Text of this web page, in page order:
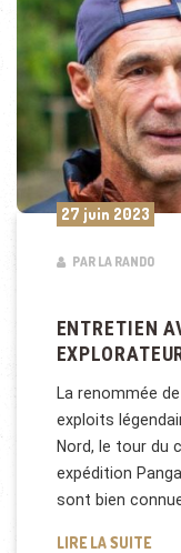
27 juin 2023
PAR LA RANDO
ENTRETIEN
La renommée
exploits
Nord, le tour du
expédition
sont bien
LIRE LA SUITE